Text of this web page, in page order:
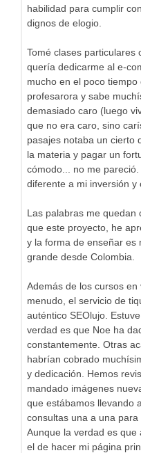
habilidad para cumplir
dignos de elogio.
Tomé clases particulares
quería dedicarme al e-
mucho en el poco
profesarora y sabe
demasiado caro (luego
que no era caro, sino
pasajes notaba un cierto
la materia y pagar un
cómodo... no me
diferente a mi inversión y
Las palabras me quedan
que este proyecto, he
y la forma de enseñar es
grande desde Colombia.
Además de los cursos
menudo, el servicio de
auténtico SEOlujo.
verdad es que Noe ha
constantemente. Otras
habrían cobrado
y dedicación. Hemos
mandado imágenes
que estábamos llevando
consultas una a una para
Aunque la verdad es que
el de hacer mi página